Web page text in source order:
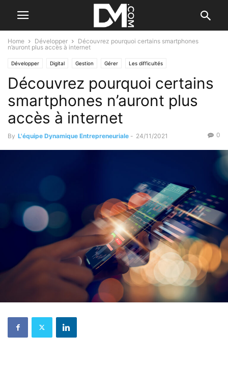
Home Développer
Découvrez pourquoi certains smartphones
n’auront plus accès à internet
Développer Digital Gestion Gérer Les difficultés
Les moyens web
Découvrez pourquoi certains
smartphones n’auront plus
accès à internet
By L'équipe Dynamique Entrepreneuriale - 24/11/2021 0